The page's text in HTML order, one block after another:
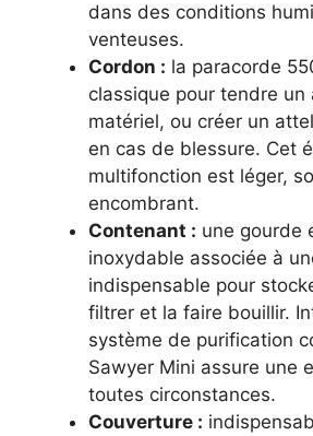
dans des conditions
venteuses.
Cordon : la paracorde
classique pour tendre un
matériel, ou créer un
en cas de blessure. Cet
multifonction est léger,
encombrant.
Contenant : une gourde
inoxydable associée à
indispensable pour
filtrer et la faire bouillir.
système de purification
Sawyer Mini assure une
toutes circonstances.
Couverture :